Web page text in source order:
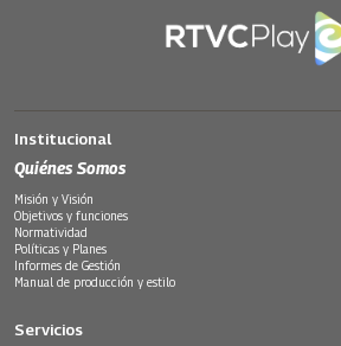
Institucional
Quiénes Somos
Misión y Visión
Objetivos y funciones
Normatividad
Políticas y Planes
Informes de Gestión
Manual de producción y estilo
Servicios